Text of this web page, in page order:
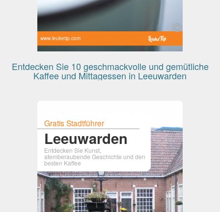
www.leuketip.com
Entdecken Sie 10 geschmackvolle und gemütliche
Kaffee und Mittagessen in Leeuwarden
Gratis Stadtführer
Leeuwarden
Entdecken Sie Kunst,
atemberaubende Geschichte und den
besten Kaffee